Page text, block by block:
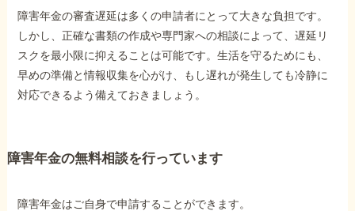
障害年金の審査遅延は多くの申請者にとって大きな負担です。
しかし、正確な書類の作成や専門家への相談によって、遅延リ
スクを最小限に抑えることは可能です。生活を守るためにも、
早めの準備と情報収集を心がけ、もし遅れが発生しても冷静に
対応できるよう備えておきましょう。
障害年金の無料相談を行っています
障害年金はご自身で申請することができます。